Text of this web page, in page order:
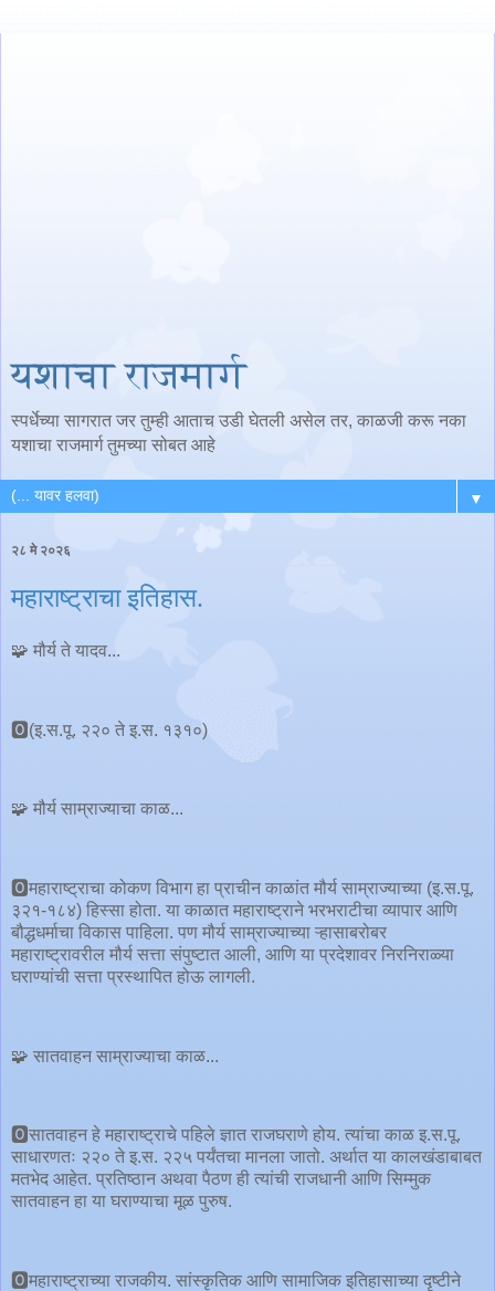
यशाचा राजमार्ग
स्पर्धेच्या सागरात जर तुम्ही आताच उडी घेतली असेल तर, काळजी करू नका
यशाचा राजमार्ग तुमच्या सोबत आहे
▼
२८ मे २०२६
महाराष्ट्राचा इतिहास.
🧩 मौर्य ते यादव...
🅾️(इ.स.पू. २२० ते इ.स. १३१०)
🧩 मौर्य साम्राज्याचा काळ...
🅾️महाराष्ट्राचा कोकण विभाग हा प्राचीन काळांत मौर्य साम्राज्याच्या (इ.स.पू.
३२१-१८४) हिस्सा होता. या काळात महाराष्ट्राने भरभराटीचा व्यापार आणि
बौद्धधर्माचा विकास पाहिला. पण मौर्य साम्राज्याच्या ऱ्हासाबरोबर
महाराष्ट्रावरील मौर्य सत्ता संपुष्टात आली, आणि या प्रदेशावर निरनिराळ्या
घराण्यांची सत्ता प्रस्थापित होऊ लागली.
🧩 सातवाहन साम्राज्याचा काळ...
🅾️सातवाहन हे महाराष्ट्राचे पहिले ज्ञात राजघराणे होय. त्यांचा काळ इ.स.पू.
साधारणतः २२० ते इ.स. २२५ पर्यंतचा मानला जातो. अर्थात या कालखंडाबाबत
मतभेद आहेत. प्रतिष्ठान अथवा पैठण ही त्यांची राजधानी आणि सिम्मुक
सातवाहन हा या घराण्याचा मूळ पुरुष.
🅾️महाराष्ट्राच्या राजकीय. सांस्कृतिक आणि सामाजिक इतिहासाच्या दृष्टीने